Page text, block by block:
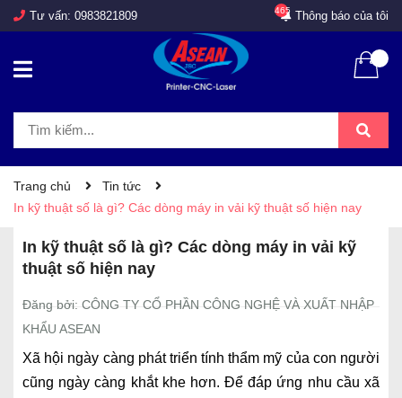
Tư vấn: 0983821809 Thông báo của tôi
465
Trang chủ
Tin tức
In kỹ thuật số là gì? Các dòng máy in vải kỹ thuật số hiện nay
In kỹ thuật số là gì? Các dòng máy in vải kỹ
thuật số hiện nay
Đăng bởi: CÔNG TY CỔ PHẦN CÔNG NGHỆ VÀ XUẤT NHẬP
KHẨU ASEAN
Xã hội ngày càng phát triển tính thẩm mỹ của con người
cũng ngày càng khắt khe hơn. Để đáp ứng nhu cầu xã